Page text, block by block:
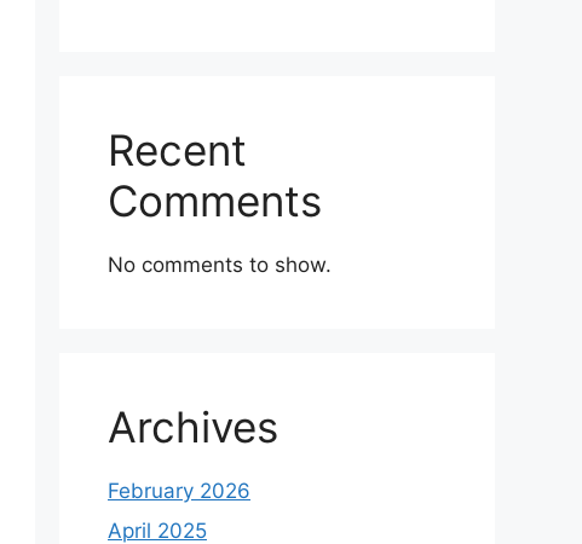
Recent
Comments
No comments to show.
Archives
February 2026
April 2025